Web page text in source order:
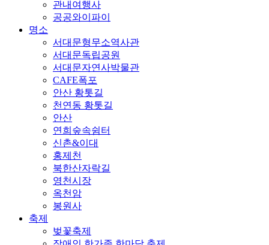
관내여행사
공공와이파이
명소
서대문형무소역사관
서대문독립공원
서대문자연사박물관
CAFE폭포
안산 황톳길
천연동 황톳길
안산
연희숲속쉼터
신촌&이대
홍제천
북한산자락길
영천시장
옥천암
봉원사
축제
벚꽃축제